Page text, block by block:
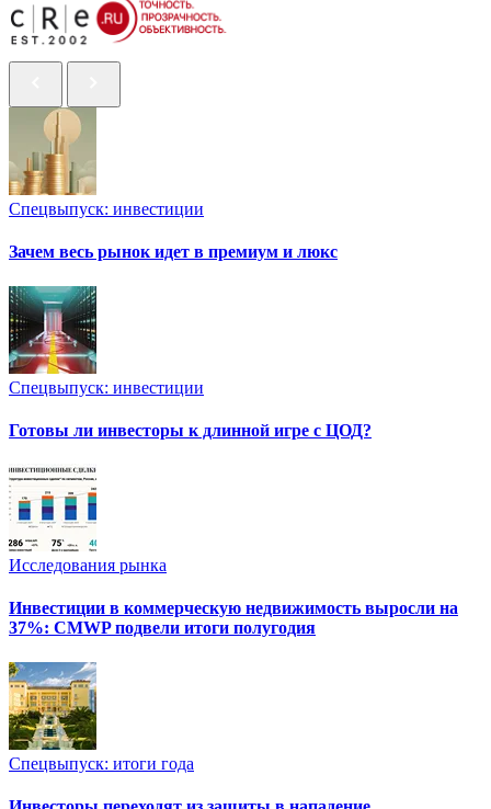
Спецвыпуск: инвестиции
Зачем весь рынок идет в премиум и люкс
Спецвыпуск: инвестиции
Готовы ли инвесторы к длинной игре с ЦОД?
Исследования рынка
Инвестиции в коммерческую недвижимость выросли на
37%: CMWP подвели итоги полугодия
Спецвыпуск: итоги года